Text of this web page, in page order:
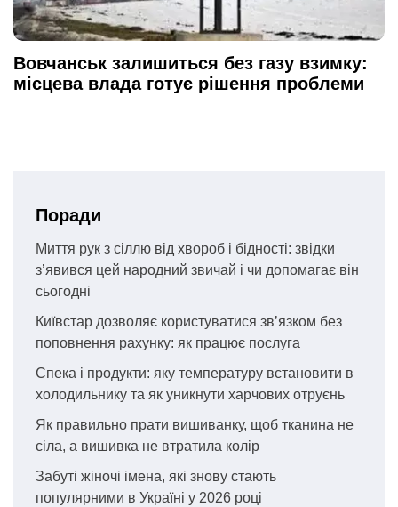
Вовчанськ залишиться без газу взимку:
місцева влада готує рішення проблеми
Поради
Миття рук з сіллю від хвороб і бідності: звідки
з’явився цей народний звичай і чи допомагає він
сьогодні
Київстар дозволяє користуватися зв’язком без
поповнення рахунку: як працює послуга
Спека і продукти: яку температуру встановити в
холодильнику та як уникнути харчових отруєнь
Як правильно прати вишиванку, щоб тканина не
сіла, а вишивка не втратила колір
Забуті жіночі імена, які знову стають
популярними в Україні у 2026 році